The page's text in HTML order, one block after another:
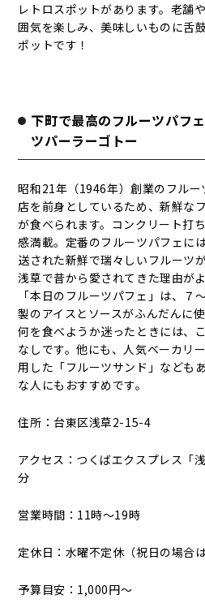
レトロスポットがあります。老舗
囲気を楽しみ、美味しいものに舌
ポットです！
下町で最高のフルーツパフ
ツパーラーゴトー
昭和21年（1946年）創業のフル
店を前身としているため、新鮮な
が食べられます。コンクリート打
感満載。定番のフルーツパフェに
送された新鮮で瑞々しいフルーツ
浅草で昔から愛されてきた理由が
「本日のフルーツパフェ」は、７
製のアイスとソースがふんだんに
何を食べようか迷ったときには、
なしです。他にも、人気ベーカリ
用した「フルーツサンド」なども
な人にもおすすめです。
住所：台東区浅草2-15-4
アクセス：つくばエクスプレス「
分
営業時間：11時～19時
定休日：水曜不定休（祝日の場合は
予算目安：1,000円～